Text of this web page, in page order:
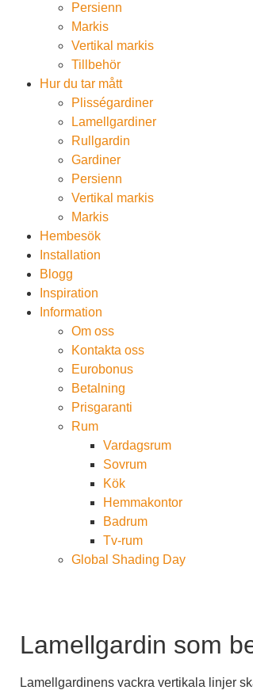
Persienn
Markis
Vertikal markis
Tillbehör
Hur du tar mått
Plisségardiner
Lamellgardiner
Rullgardin
Gardiner
Persienn
Vertikal markis
Markis
Hembesök
Installation
Blogg
Inspiration
Information
Om oss
Kontakta oss
Eurobonus
Betalning
Prisgaranti
Rum
Vardagsrum
Sovrum
Kök
Hemmakontor
Badrum
Tv-rum
Global Shading Day
Lamellgardin som
Lamellgardinens vackra vertikala linjer